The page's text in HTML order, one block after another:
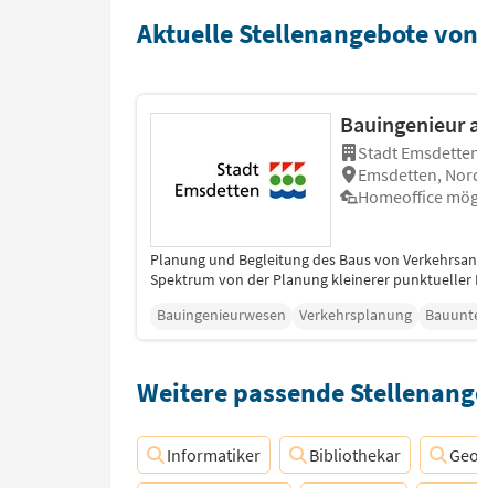
Aktuelle Stellenangebote
Bauingenieur
Stadt
Emsdetten,
Homeoffice
Planung und Begleitung des Baus von
Spektrum von der Planung kleinerer punktueller
Bauingenieurwesen
Verkehrsplanung
Weitere passende
Informatiker Bibliothekar